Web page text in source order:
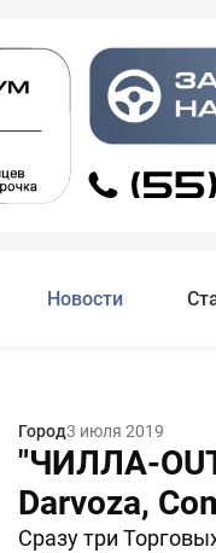
Новости
Город3 июля 2019
"ЧИЛЛА-
Darvoza,
Сразу три